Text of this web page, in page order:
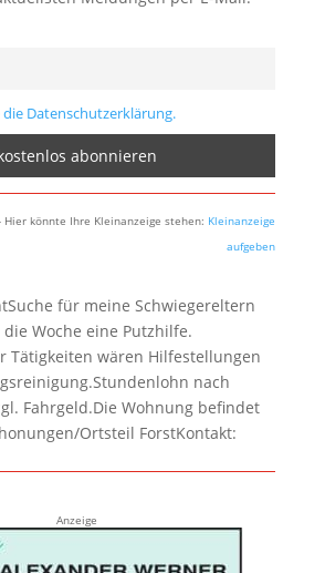
Datenschutzerklärung.
Hier könnte Ihre Kleinanzeige stehen: Kleinanzeige
aufgeben
für meine Schwiegereltern
die Woche eine Putzhilfe.
Tätigkeiten wären Hilfestellungen
nach
Fahrgeld.Die Wohnung befindet
Ortsteil ForstKontakt:
Anzeige